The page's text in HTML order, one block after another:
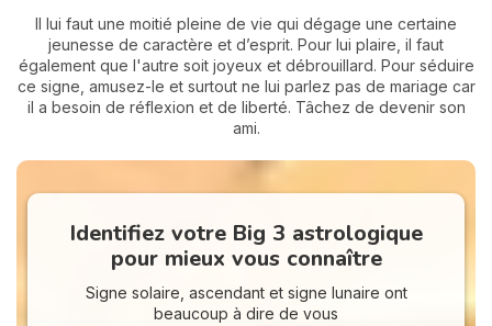
Il lui faut une moitié pleine de vie qui dégage une certaine
jeunesse de caractère et d’esprit. Pour lui plaire, il faut
également que l'autre soit joyeux et débrouillard. Pour séduire
ce signe, amusez-le et surtout ne lui parlez pas de mariage car
il a besoin de réflexion et de liberté. Tâchez de devenir son
ami.
Identifiez votre Big 3 astrologique
pour mieux vous connaître
Signe solaire, ascendant et signe lunaire ont
beaucoup à dire de vous